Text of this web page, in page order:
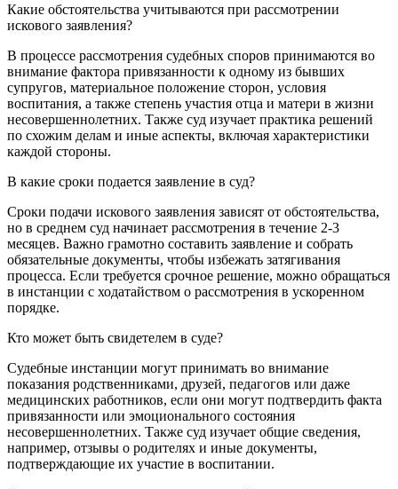
Какие обстоятельства учитываются при рассмотрении
искового заявления?
В процессе рассмотрения судебных споров принимаются во
внимание фактора привязанности к одному из бывших
супругов, материальное положение сторон, условия
воспитания, а также степень участия отца и матери в жизни
несовершеннолетних. Также суд изучает практика решений
по схожим делам и иные аспекты, включая характеристики
каждой стороны.
В какие сроки подается заявление в суд?
Сроки подачи искового заявления зависят от обстоятельства,
но в среднем суд начинает рассмотрения в течение 2-3
месяцев. Важно грамотно составить заявление и собрать
обязательные документы, чтобы избежать затягивания
процесса. Если требуется срочное решение, можно обращаться
в инстанции с ходатайством о рассмотрения в ускоренном
порядке.
Кто может быть свидетелем в суде?
Судебные инстанции могут принимать во внимание
показания родственниками, друзей, педагогов или даже
медицинских работников, если они могут подтвердить факта
привязанности или эмоционального состояния
несовершеннолетних. Также суд изучает общие сведения,
например, отзывы о родителях и иные документы,
подтверждающие их участие в воспитании.